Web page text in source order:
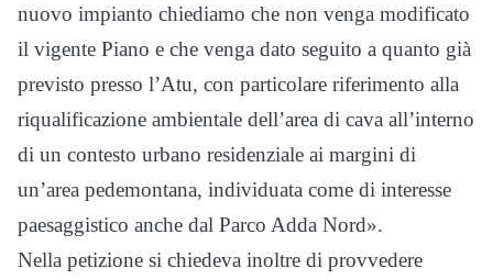
nuovo impianto chiediamo che non venga modificato
il vigente Piano e che venga dato seguito a quanto già
previsto presso l’Atu, con particolare riferimento alla
riqualificazione ambientale dell’area di cava all’interno
di un contesto urbano residenziale ai margini di
un’area pedemontana, individuata come di interesse
paesaggistico anche dal Parco Adda Nord».
Nella petizione si chiedeva inoltre di provvedere